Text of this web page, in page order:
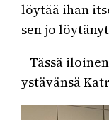
löytää ihan
sen jo
Tässä
ystävänsä